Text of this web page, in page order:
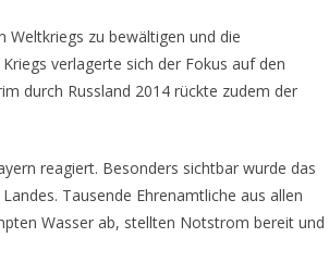
Weltkriegs zu bewältigen und die
verlagerte sich der Fokus auf den
durch Russland 2014 rückte zudem der
reagiert. Besonders sichtbar wurde das
Tausende Ehrenamtliche aus allen
Wasser ab, stellten Notstrom bereit und